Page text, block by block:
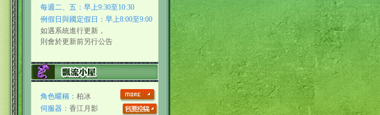
每週二、五：早上9:30至10:30
例假日與國定假日：早上8:00至9:00
如遇系統進行更新，
則會於更新前另行公告
角色暱稱： 柏冰
伺服器： 香江月影